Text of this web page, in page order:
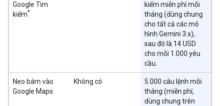
Google Tìm
kiếm*
kiếm miễn phí mỗi
tháng (dùng chung
cho tất cả các mô
hình Gemini 3.x),
sau đó là 14 USD
cho mỗi 1.000 yêu
cầu.
Neo bám vào
Google Maps
Không có
5.000 câu lệnh mỗi
tháng (miễn phí,
dùng chung trên